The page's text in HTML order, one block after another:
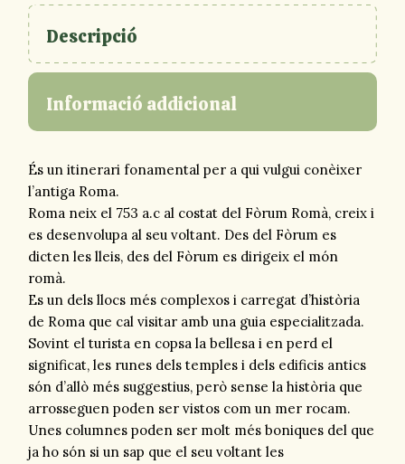
Descripció
Informació addicional
És un itinerari fonamental per a qui vulgui conèixer
l’antiga Roma.
Roma neix el 753 a.c al costat del Fòrum Romà, creix i
es desenvolupa al seu voltant. Des del Fòrum es
dicten les lleis, des del Fòrum es dirigeix el món
romà.
Es un dels llocs més complexos i carregat d’història
de Roma que cal visitar amb una guia especialitzada.
Sovint el turista en copsa la bellesa i en perd el
significat, les runes dels temples i dels edificis antics
són d’allò més suggestius, però sense la història que
arrosseguen poden ser vistos com un mer rocam.
Unes columnes poden ser molt més boniques del que
ja ho són si un sap que el seu voltant les